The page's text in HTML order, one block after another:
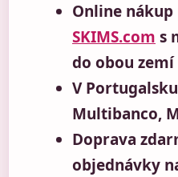
Online
SKIMS.com s
do obou zemí
V
Multibanco,
Doprava
objednávky